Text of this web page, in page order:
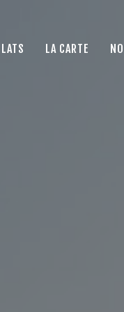
LA CARTE